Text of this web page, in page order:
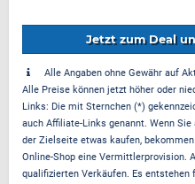
Jetzt zum Deal
Alle Angaben ohne Gewähr auf
Alle Preise können jetzt höher oder
Links: Die mit Sternchen (*)
auch Affiliate-Links genannt. Wenn
der Zielseite etwas kaufen,
Online-Shop eine Vermittlerprovision.
qualifizierten Verkäufen. Es